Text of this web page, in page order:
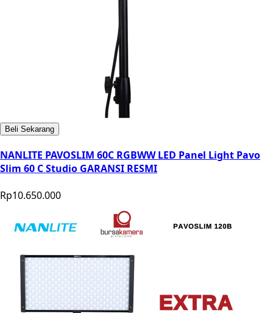
Beli Sekarang
NANLITE PAVOSLIM 60C RGBWW LED Panel Light Pavo
Slim 60 C Studio GARANSI RESMI
Rp10.650.000